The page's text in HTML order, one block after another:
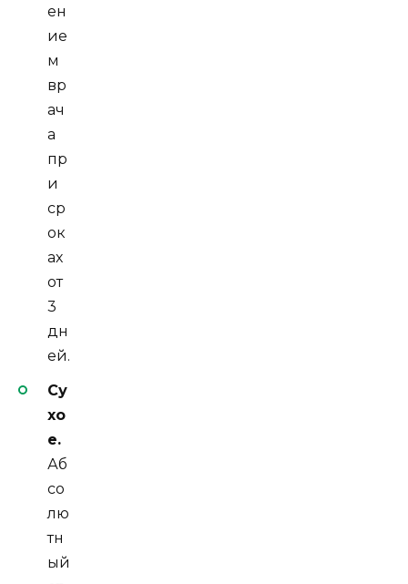
ен
ие
м
вр
ач
а
пр
и
ср
ок
ах
от
3
дн
ей.
Су
хо
е.
Аб
со
лю
тн
ый